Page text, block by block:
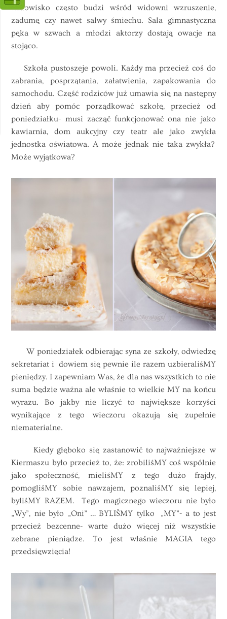
widowisko często budzi wśród widowni wzruszenie,
zadumę czy nawet salwy śmiechu. Sala gimnastyczna
pęka w szwach a młodzi aktorzy dostają owacje na
stojąco.
Szkoła pustoszeje powoli. Każdy ma przecież coś do
zabrania, posprzątania, załatwienia, zapakowania do
samochodu. Część rodziców już umawia się na następny
dzień aby pomóc porządkować szkołę, przecież od
poniedziałku- musi zacząć funkcjonować ona nie jako
kawiarnia, dom aukcyjny czy teatr ale jako zwykła
jednostka oświatowa. A może jednak nie taka zwykła?
Może wyjątkowa?
W poniedziałek odbierając syna ze szkoły, odwiedzę
sekretariat i dowiem się pewnie ile razem uzbieraliśMY
pieniędzy. I zapewniam Was, że dla nas wszystkich to nie
suma będzie ważna ale właśnie to wielkie MY na końcu
wyrazu. Bo jakby nie liczyć to największe korzyści
wynikające z tego wieczoru okazują się zupełnie
niematerialne.
Kiedy głęboko się zastanowić to najważniejsze w
Kiermaszu było przecież to, że: zrobiliśMY coś wspólnie
jako społeczność, mieliśMY z tego dużo frajdy,
pomogliśMY sobie nawzajem, poznaliśMY się lepiej,
byliśMY RAZEM. Tego magicznego wieczoru nie było
„Wy”, nie było „Oni” … BYLIŚMY tylko „MY”- a to jest
przecież bezcenne- warte dużo więcej niż wszystkie
zebrane pieniądze. To jest właśnie MAGIA tego
przedsięwzięcia!